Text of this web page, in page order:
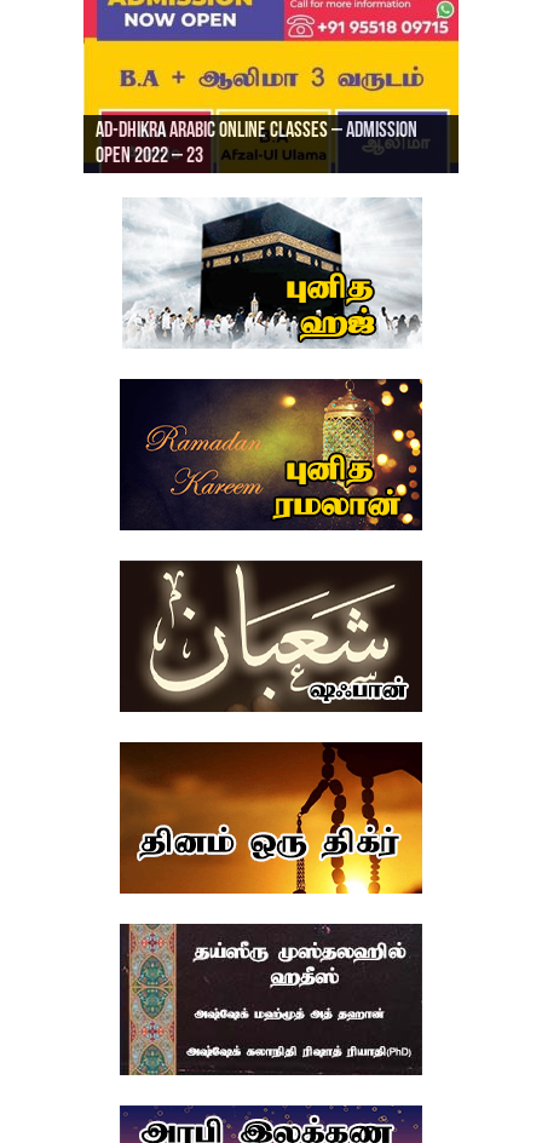
Ad-Dhikra Arabic Online Classes – Admission
Open 2022 – 23
Ad-Dhikra Arabic Online Classes – BA Arabic
AD DHIKRA ARABIC COLLEGE ADMISSION
ரியாத் ஜும்ஆ தமிழாக்கம், Jamia Al Hajiri
Masjid (Kuwait Masjid), Malaz, Riyadh